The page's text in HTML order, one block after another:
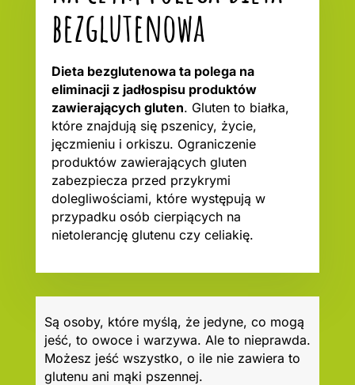
bezglutenowa
Dieta bezglutenowa ta polega na
eliminacji z jadłospisu produktów
zawierających gluten. Gluten to białka,
które znajdują się pszenicy, życie,
jęczmieniu i orkiszu. Ograniczenie
produktów zawierających gluten
zabezpiecza przed przykrymi
dolegliwościami, które występują w
przypadku osób cierpiących na
nietolerancję glutenu czy celiakię.
Są osoby, które myślą, że jedyne, co mogą
jeść, to owoce i warzywa. Ale to nieprawda.
Możesz jeść wszystko, o ile nie zawiera to
glutenu ani mąki pszennej.